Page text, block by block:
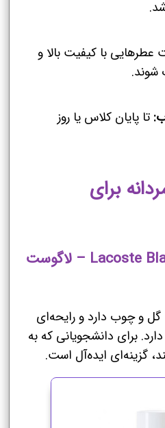
عطرهایی با کیفیت بالا و
شوند.
تا پایان کلاس یا روز
برای
عطر لاکوست بلنک Lacoste Blanc – لاگوست
گل و چوب دارد و رایحه‌ای
برای دانشجویانی که به
گزینه‌ای ایده‌آل است.